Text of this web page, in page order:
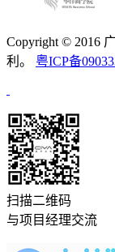
Copyright © 2016
利。 粤ICP备
扫描二维码
与项目经理交流